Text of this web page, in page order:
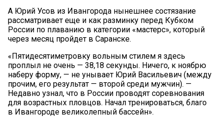
А Юрий Усов из Ивангорода нынешнее состязание
рассматривает еще и как разминку перед Кубком
России по плаванию в категории «мастерс», который
через месяц пройдет в Саранске.
«Пятидесятиметровку вольным стилем я здесь
проплыл не очень — 38,18 секунды. Ничего, к ноябрю
наберу форму, — не унывает Юрий Васильевич (между
прочим, его результат — второй среди мужчин). —
Недавно узнал, что в России проводят соревнования
для возрастных пловцов. Начал тренироваться, благо
в Ивангороде великолепный бассейн».